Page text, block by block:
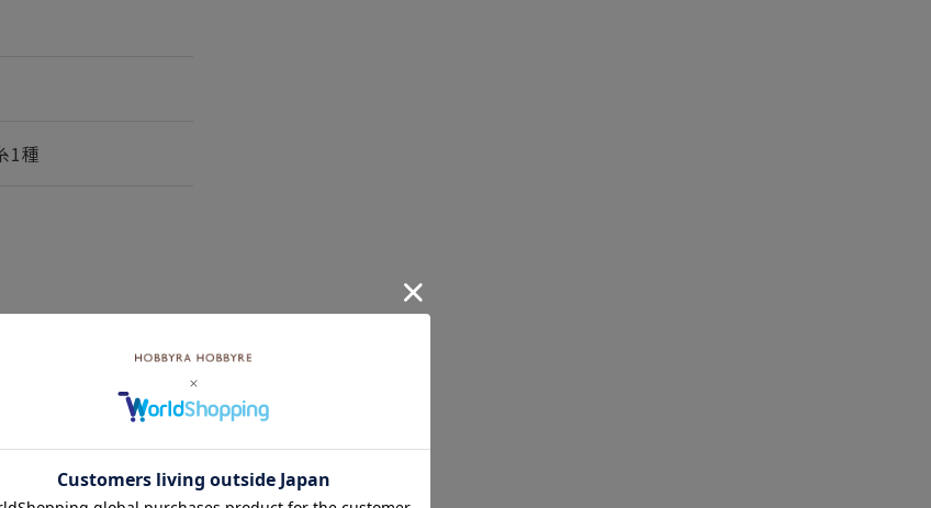
1種
見えにくくなった
の表示です。
合がございますので